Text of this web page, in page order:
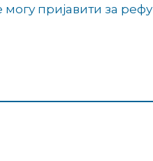
пријавити за